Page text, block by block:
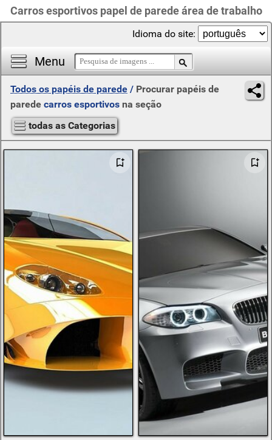
Carros esportivos papel de parede área de trabalho
Menu
Idioma do site:
Todos os papéis de parede / Procurar papéis de
parede carros esportivos na seção
todas as Categorias